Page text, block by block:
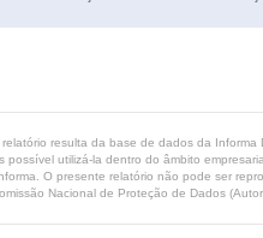
resulta da base de dados da
utilizá-la dentro do âmbito
O presente relatório não pode ser
Nacional de Proteção de Dados